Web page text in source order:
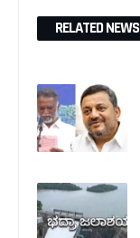
RELATED NEWS